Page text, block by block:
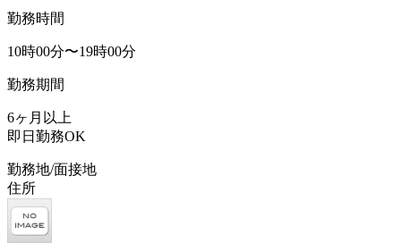
勤務時間
10時00分〜19時00分
勤務期間
6ヶ月以上
即日勤務OK
勤務地/面接地
住所